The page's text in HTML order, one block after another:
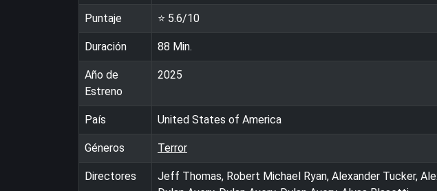
Puntaje ⭐ 5.6/10
Duración 88 Min.
Año de
Estreno
2025
País United States of America
Géneros Terror
Directores
Jeff Thomas, Robert Michael Ryan, Alexander Tucker,